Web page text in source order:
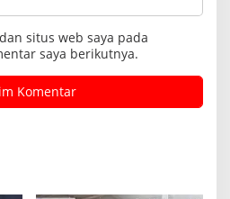
situs web saya pada
saya berikutnya.